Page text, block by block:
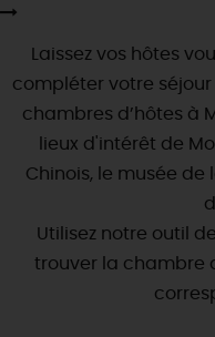
Vins et
vignobles
Chic, une aire de
Par ici les
Que rapporter du
La Route des
Métiers
TOUT
(re)Découvrir
Une
Rendez-
Des sorties
Laissez vos hôtes
compléter votre séjour
chambres d’hôtes à
lieux d'intérêt de
Chinois, le musée de
Utilisez notre outil
trouver la chambre